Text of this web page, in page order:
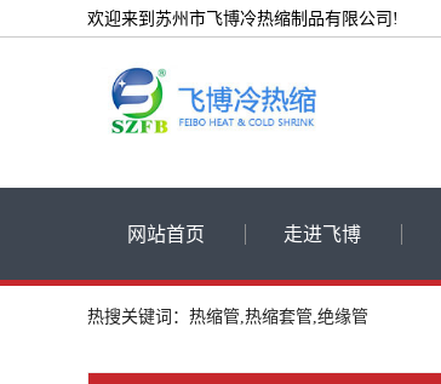
欢迎来到苏州市飞博冷热缩制品有限公司!
网站首页 走进飞博
热搜关键词：热缩管,热缩套管,绝缘管